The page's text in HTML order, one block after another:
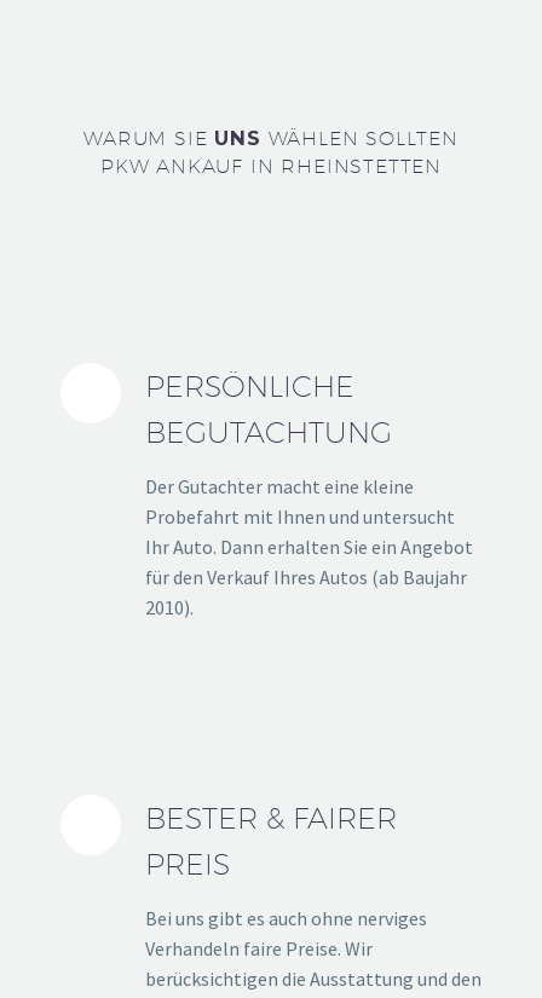
WARUM SIE UNS WÄHLEN SOLLTEN
PKW ANKAUF IN RHEINSTETTEN
PERSÖNLICHE
BEGUTACHTUNG
Der Gutachter macht eine kleine
Probefahrt mit Ihnen und untersucht
Ihr Auto. Dann erhalten Sie ein Angebot
für den Verkauf Ihres Autos (ab Baujahr
2010).
BESTER & FAIRER
PREIS
Bei uns gibt es auch ohne nerviges
Verhandeln faire Preise. Wir
berücksichtigen die Ausstattung und den